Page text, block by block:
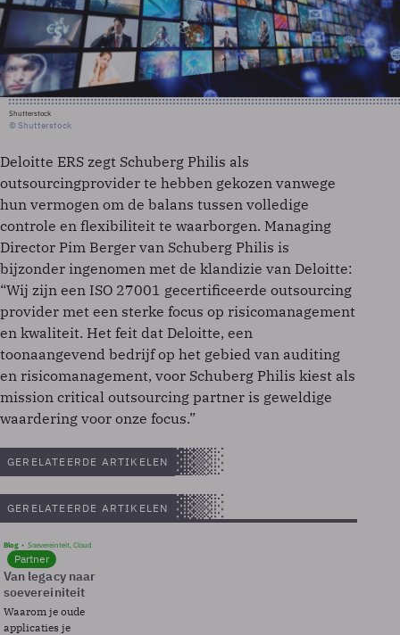
Shutterstock
© Shutterstock
Deloitte ERS zegt Schuberg Philis als
outsourcingprovider te hebben gekozen vanwege
hun vermogen om de balans tussen volledige
controle en flexibiliteit te waarborgen. Managing
Director Pim Berger van Schuberg Philis is
bijzonder ingenomen met de klandizie van Deloitte:
“Wij zijn een ISO 27001 gecertificeerde outsourcing
provider met een sterke focus op risicomanagement
en kwaliteit. Het feit dat Deloitte, een
toonaangevend bedrijf op het gebied van auditing
en risicomanagement, voor Schuberg Philis kiest als
mission critical outsourcing partner is geweldige
waardering voor onze focus.”
GERELATEERDE ARTIKELEN
GERELATEERDE ARTIKELEN
Blog Soevereinteit, Cloud
Partner
Van legacy naar
soevereiniteit
Waarom je oude
applicaties je